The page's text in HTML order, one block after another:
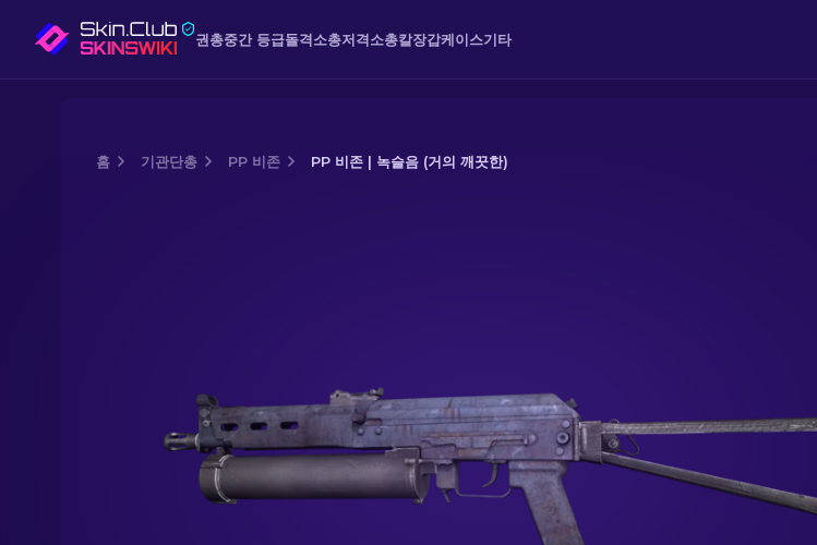
권총중간 등급돌격소총저격소총칼장갑케이스기타
홈 기관단총 PP 비존 PP 비존 | 녹슬음 (거의 깨끗한)